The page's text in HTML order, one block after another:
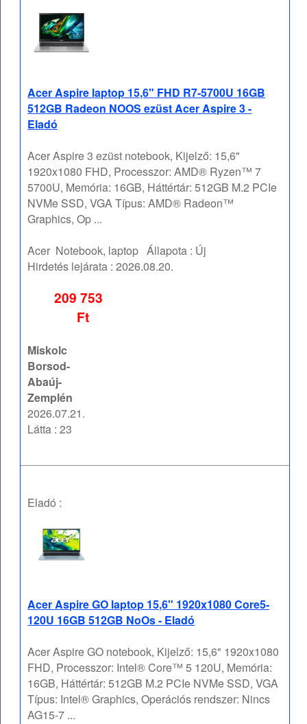
Acer Aspire laptop 15,6" FHD R7-5700U 16GB
512GB Radeon NOOS ezüst Acer Aspire 3 -
Eladó
Acer Aspire 3 ezüst notebook, Kijelző: 15,6"
1920x1080 FHD, Processzor: AMD® Ryzen™ 7
5700U, Memória: 16GB, Háttértár: 512GB M.2 PCIe
NVMe SSD, VGA Típus: AMD® Radeon™
Graphics, Op ...
Acer Notebook, laptop Állapota : Új
Hirdetés lejárata :2026.08.20.
209 753
Ft
Miskolc
Borsod-
Abaúj-
Zemplén
2026.07.21.
Látta : 23
Eladó :
Acer Aspire GO laptop 15,6" 1920x1080 Core5-
120U 16GB 512GB NoOs - Eladó
Acer Aspire GO notebook, Kijelző: 15,6" 1920x1080
FHD, Processzor: Intel® Core™ 5 120U, Memória:
16GB, Háttértár: 512GB M.2 PCIe NVMe SSD, VGA
Típus: Intel® Graphics, Operációs rendszer: Nincs
AG15-7 ...